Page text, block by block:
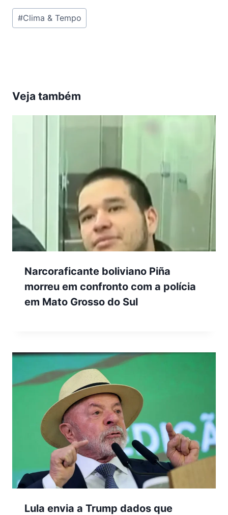
Tags
do
#Clima & Tempo
Veja também
Narcoraficante boliviano Piña
morreu em confronto com a polícia
em Mato Grosso do Sul
Lula envia a Trump dados que